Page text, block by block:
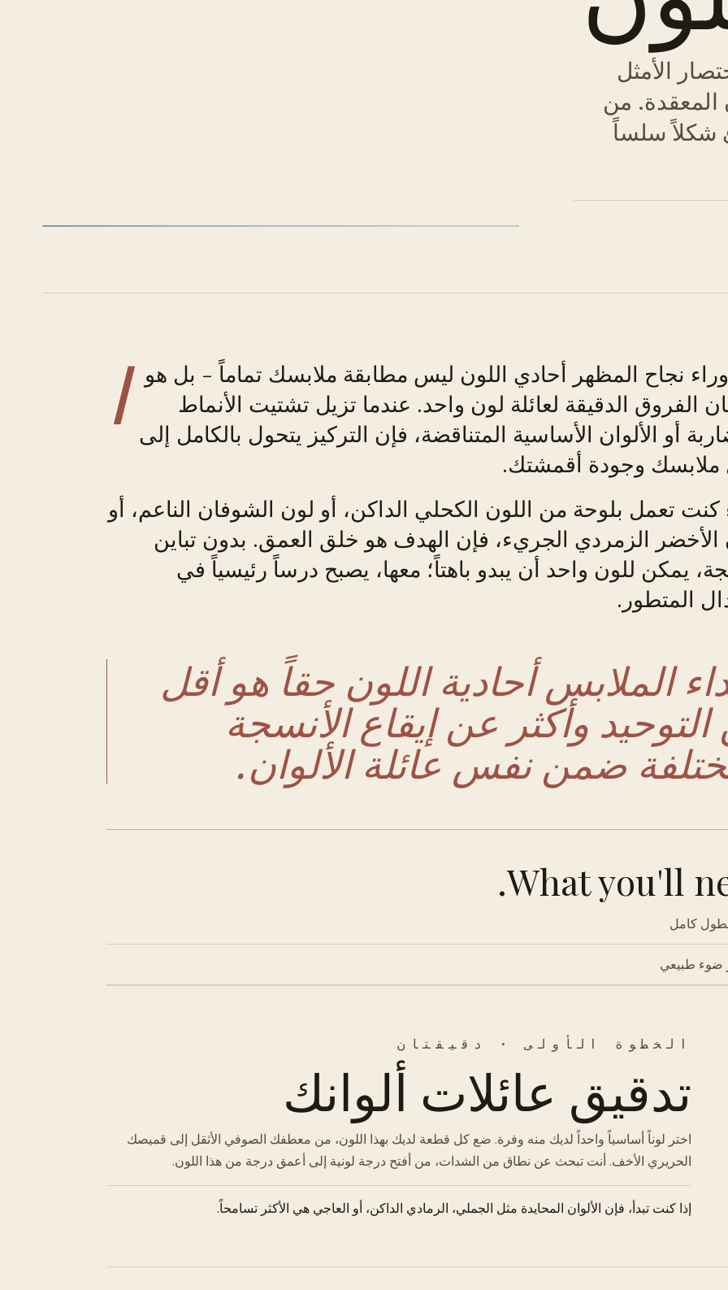
الأمثل
المعقدة. من
شكلاً سلساً
ا
نجاح المظهر أحادي اللون ليس مطابقة ملابسك تماماً - بل هو
الفروق الدقيقة لعائلة لون واحد. عندما تزيل تشتيت الأنماط
أو الألوان الأساسية المتناقضة، فإن التركيز يتحول بالكامل إلى
وجودة أقمشتك.
تعمل بلوحة من اللون الكحلي الداكن، أو لون الشوفان الناعم، أو
الأخضر الزمردي الجريء، فإن الهدف هو خلق العمق. بدون تباين
يمكن للون واحد أن يبدو باهتاً؛ معها، يصبح درساً رئيسياً في
المتطور.
الملابس أحادية اللون حقاً هو أقل
وأكثر عن إيقاع الأنسجة
ضمن نفس عائلة الألوان.
What you'll
كامل
ضوء طبيعي
الخطوة الأولى · دقيقتان
تدقيق عائلات ألوانك
اختر لوناً أساسياً واحداً لديك منه وفرة. ضع كل قطعة لديك بهذا اللون، من معطفك الصوفي الأثقل إلى قميصك
الحريري الأخف. أنت تبحث عن نطاق من الشدات، من أفتح درجة لونية إلى أعمق درجة من هذا اللون.
إذا كنت تبدأ، فإن الألوان المحايدة مثل الجملي، الرمادي الداكن، أو العاجي هي الأكثر تسامحاً.